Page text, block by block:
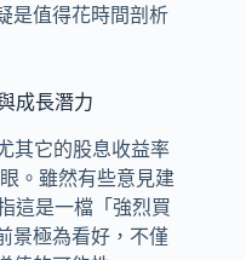
是值得花時間剖析
成長潛力
其它的股息收益率
。雖然有些意見建
這是一檔「強烈買
景極為看好，不僅